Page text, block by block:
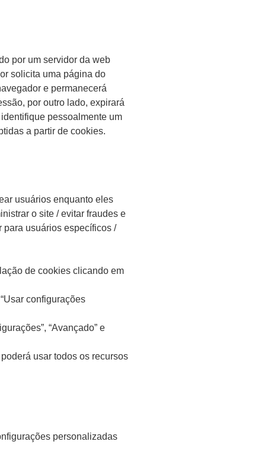
por um servidor da web
solicita uma página do
e permanecerá
por outro lado, expirará
pessoalmente um
a partir de cookies.
usuários enquanto eles
o site / evitar fraudes e
para usuários específicos /
de cookies clicando em
configurações
“Avançado” e
usar todos os recursos
personalizadas